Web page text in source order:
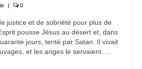
| 0
justice et de sobriété pour plus de
pousse Jésus au désert et, dans
jours, tenté par Satan. Il vivait
et les anges le servaient. …